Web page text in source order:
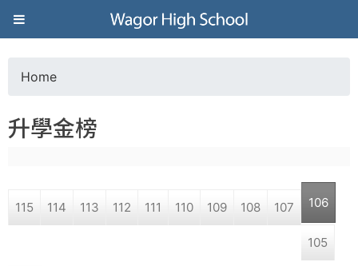
Jump to navigation
葳
格
高
學
o
a
Home
升學金榜
115 114 113 112 111 110 109 108 107 106
105